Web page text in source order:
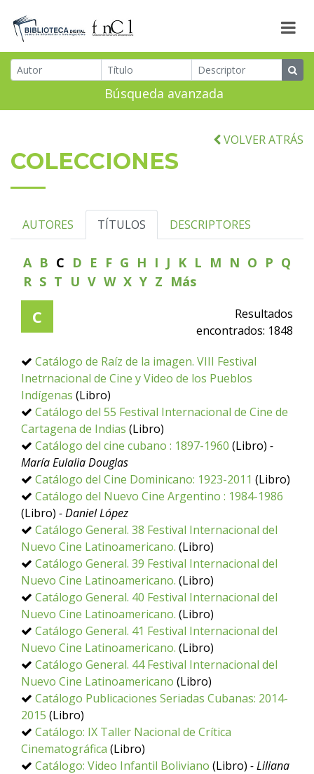
Búsqueda avanzada
VOLVER ATRÁS
COLECCIONES
AUTORES TÍTULOS DESCRIPTORES
A B C D E F G H I J K L M N O P Q
R S T U V W X Y Z Más
C
Resultados
encontrados: 1848
Catálogo de Raíz de la imagen. VIII Festival
Inetrnacional de Cine y Video de los Pueblos
Indígenas (Libro)
Catálogo del 55 Festival Internacional de Cine de
Cartagena de Indias (Libro)
Catálogo del cine cubano : 1897-1960 (Libro) -
María Eulalia Douglas
Catálogo del Cine Dominicano: 1923-2011 (Libro)
Catálogo del Nuevo Cine Argentino : 1984-1986
(Libro) - Daniel López
Catálogo General. 38 Festival Internacional del
Nuevo Cine Latinoamericano. (Libro)
Catálogo General. 39 Festival Internacional del
Nuevo Cine Latinoamericano. (Libro)
Catálogo General. 40 Festival Internacional del
Nuevo Cine Latinoamericano. (Libro)
Catálogo General. 41 Festival Internacional del
Nuevo Cine Latinoamericano. (Libro)
Catálogo General. 44 Festival Internacional del
Nuevo Cine Latinoamericano (Libro)
Catálogo Publicaciones Seriadas Cubanas: 2014-
2015 (Libro)
Catálogo: IX Taller Nacional de Crítica
Cinematográfica (Libro)
Catálogo: Video Infantil Boliviano (Libro) - Liliana